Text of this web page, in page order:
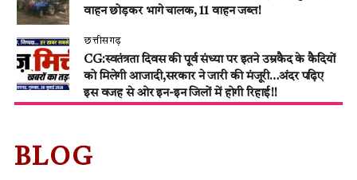
वाहन छोड़कर भागे चालक, 11 वाहन जब्त!
छत्तीसगढ़
CG:स्वतंत्रता दिवस की पूर्व संध्या पर इतने उम्रकैद के कैदियों
को मिलेगी आजादी,सरकार ने जारी की मंजूरी…अंदर पढ़िए
इस वजह से ओर इन-इन जिलों में होगी रिहाई!!
BLOG